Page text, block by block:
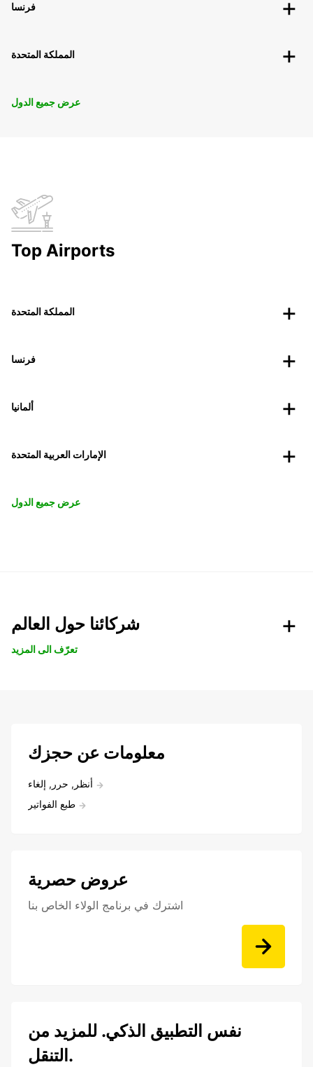
فرنسا
المملكة المتحدة
عرض جميع الدول
Top Airports
المملكة المتحدة
فرنسا
ألمانيا
الإمارات العربية المتحدة
عرض جميع الدول
شركائنا حول العالم
تعرّف الى المزيد
معلومات عن حجزك
أنظر, حرر, إلغاء
طبع الفواتير
عروض حصرية
اشترك في برنامج الولاء الخاص بنا
نفس التطبيق الذكي. للمزيد من
التنقل.